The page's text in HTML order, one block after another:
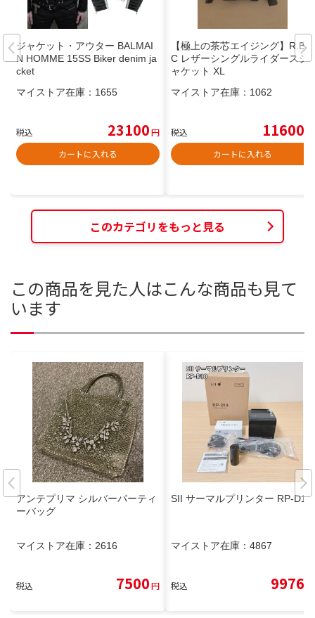
ジャケット・アウター BALMAI
N HOMME 15SS Biker denim ja
cket
マイストア在庫： 1655
税込 23100円
カートに入れる
【極上の茶芯エイジング】R.B.
C レザーシングルライダースジ
ャケット XL
マイストア在庫： 1062
税込 11600
カートに入れる
このカテゴリをもっと見る
この商品を見た人はこんな商品も見て
います
アンテプリマ シルバーパーティ
ーバッグ
マイストア在庫： 2616
税込 7500円
SII サーマルプリンター RP-D10
マイストア在庫： 4867
税込 9976